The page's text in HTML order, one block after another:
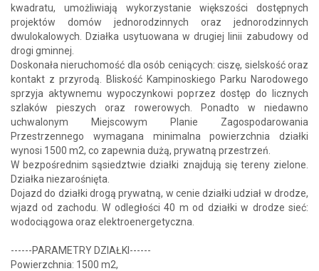
kwadratu, umożliwiają wykorzystanie większości dostępnych
projektów domów jednorodzinnych oraz jednorodzinnych
dwulokalowych. Działka usytuowana w drugiej linii zabudowy od
drogi gminnej.
Doskonała nieruchomość dla osób ceniących: ciszę, sielskość oraz
kontakt z przyrodą. Bliskość Kampinoskiego Parku Narodowego
sprzyja aktywnemu wypoczynkowi poprzez dostęp do licznych
szlaków pieszych oraz rowerowych. Ponadto w niedawno
uchwalonym Miejscowym Planie Zagospodarowania
Przestrzennego wymagana minimalna powierzchnia działki
wynosi 1500 m2, co zapewnia dużą, prywatną przestrzeń.
W bezpośrednim sąsiedztwie działki znajdują się tereny zielone.
Działka niezarośnięta.
Dojazd do działki drogą prywatną, w cenie działki udział w drodze,
wjazd od zachodu. W odległości 40 m od działki w drodze sieć:
wodociągowa oraz elektroenergetyczna.
------PARAMETRY DZIAŁKI------
Powierzchnia: 1500 m2,